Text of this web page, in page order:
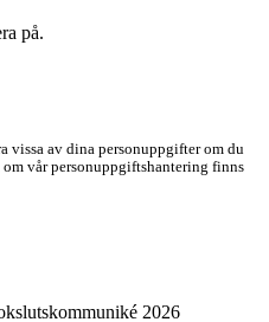
på.
vissa av dina personuppgifter om du
vår personuppgiftshantering finns
2026